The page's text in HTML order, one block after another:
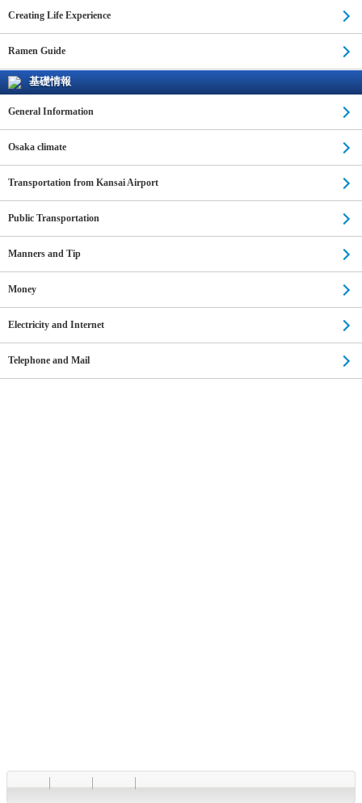
Creating Life Experience
Ramen Guide
基礎情報
General Information
Osaka climate
Transportation from Kansai Airport
Public Transportation
Manners and Tip
Money
Electricity and Internet
Telephone and Mail